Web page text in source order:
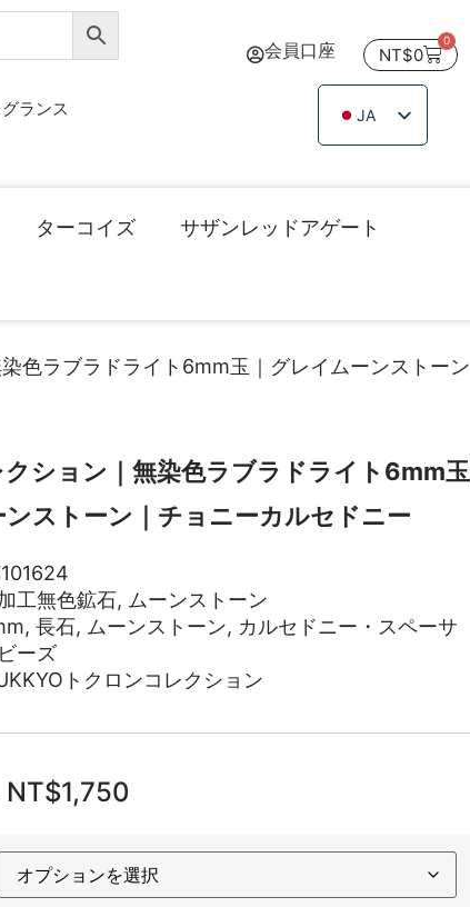
ランス
会員口座 NT$0
0
JA
ZH_TW
EN
TH
ターコイズ サザンレッドアゲート
色ラブラドライト6mm玉｜グレイムーンストーン
クション｜無染色ラブラドライト6mm玉
ンストーン｜チョニーカルセドニー
工無色鉱石, ムーンストーン
, 長石, ムーンストーン, カルセドニー・スペーサ
ーズ
トクロンコレクション
NT$1,750